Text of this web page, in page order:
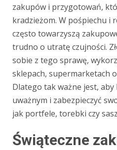
zakupów i przygotowań,
kradzieżom. W pośpiechu i
często towarzyszą
trudno o utratę czujności.
sobie z tego sprawę,
sklepach, supermarketach
Dlatego tak ważne jest, aby
uważnym i zabezpieczyć
jak portfele, torebki czy
Świąteczne